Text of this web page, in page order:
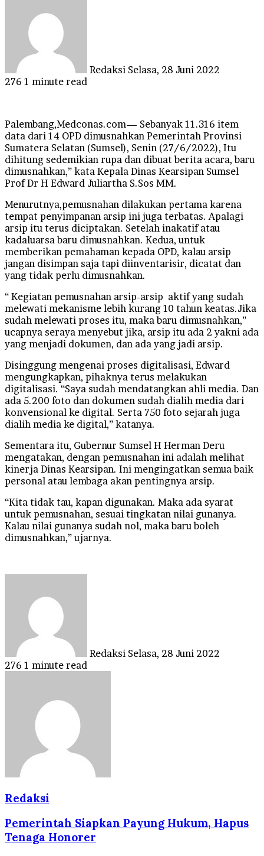
Redaksi Selasa, 28 Juni 2022
276 1 minute read
Palembang,Medconas.com— Sebanyak 11.316 item
data dari 14 OPD dimusnahkan Pemerintah Provinsi
Sumatera Selatan (Sumsel), Senin (27/6/2022), Itu
dihitung sedemikian rupa dan dibuat berita acara, baru
dimusnahkan,” kata Kepala Dinas Kearsipan Sumsel
Prof Dr H Edward Juliartha S.Sos MM.
Menurutnya,pemusnahan dilakukan pertama karena
tempat penyimpanan arsip ini juga terbatas. Apalagi
arsip itu terus diciptakan. Setelah inakatif atau
kadaluarsa baru dimusnahkan. Kedua, untuk
memberikan pemahaman kepada OPD, kalau arsip
jangan disimpan saja tapi diinventarisir, dicatat dan
yang tidak perlu dimusnahkan.
“ Kegiatan pemusnahan arsip-arsip aktif yang sudah
melewati mekanisme lebih kurang 10 tahun keatas.Jika
sudah melewati proses itu, maka baru dimusnahkan,”
ucapnya seraya menyebut jika, arsip itu ada 2 yakni ada
yang menjadi dokumen, dan ada yang jadi arsip.
Disinggung mengenai proses digitalisasi, Edward
mengungkapkan, pihaknya terus melakukan
digitalisasi. “Saya sudah mendatangkan ahli media. Dan
ada 5.200 foto dan dokumen sudah dialih media dari
konvensional ke digital. Serta 750 foto sejarah juga
dialih media ke digital,” katanya.
Sementara itu, Gubernur Sumsel H Herman Deru
mengatakan, dengan pemusnahan ini adalah melihat
kinerja Dinas Kearsipan. Ini mengingatkan semua baik
personal atau lembaga akan pentingnya arsip.
“Kita tidak tau, kapan digunakan. Maka ada syarat
untuk pemusnahan, sesuai tingkatan nilai gunanya.
Kalau nilai gunanya sudah nol, maka baru boleh
dimusnahkan,” ujarnya.
Redaksi Selasa, 28 Juni 2022
276 1 minute read
Redaksi
Pemerintah Siapkan Payung Hukum, Hapus
Tenaga Honorer